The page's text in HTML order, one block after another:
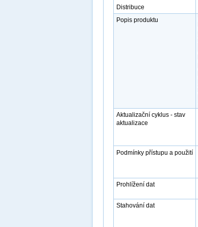
Distribuce
Popis produktu
Aktualizační cyklus - stav
aktualizace
Podmínky přístupu a použití
Prohlížení dat
Stahování dat